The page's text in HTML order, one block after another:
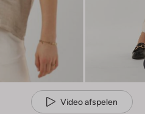
Video afspelen